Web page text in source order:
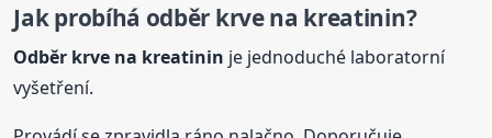
Jak probíhá odběr krve na kreatinin?
Odběr krve na kreatinin je jednoduché laboratorní
vyšetření.